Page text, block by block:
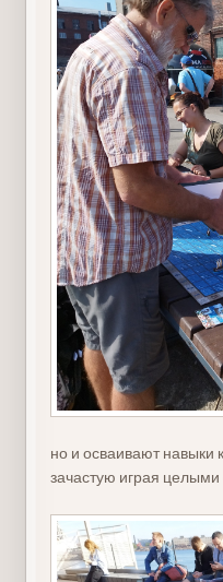
но и осваивают навыки
зачастую играя